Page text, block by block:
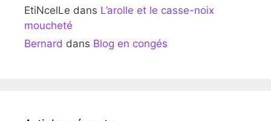
EtiNcelLe dans L’arolle et le casse-noix
moucheté
Bernard dans Blog en congés